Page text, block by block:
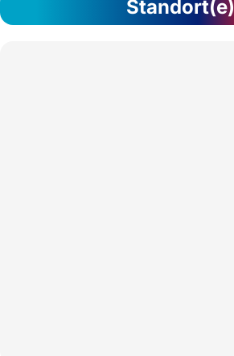
Standort(e)